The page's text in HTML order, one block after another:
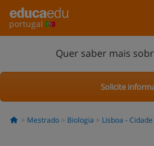
portugal
Quer saber mais
Solicite
Mestrado Biologia Lisboa - Cidade